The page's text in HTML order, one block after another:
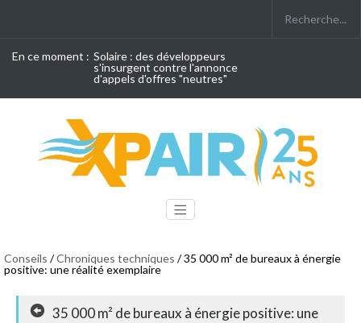
En ce moment : Solaire : des développeurs
s'insurgent contre l'annonce
d'appels d'offres "neutres"
Conseils /Chroniques techniques / 35 000 m² de bureaux à énergie
positive: une réalité exemplaire
35 000 m² de bureaux à énergie positive: une